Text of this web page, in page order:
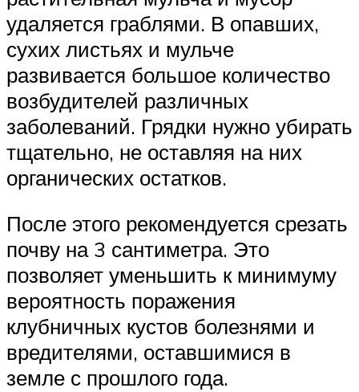
удаляется граблями. В опавших,
сухих листьях и мульче
развивается большое количество
возбудителей различных
заболеваний. Грядки нужно убирать
тщательно, не оставляя на них
органических остатков.
После этого рекомендуется срезать
почву на 3 сантиметра. Это
позволяет уменьшить к минимуму
вероятность поражения
клубничных кустов болезнями и
вредителями, оставшимися в
земле с прошлого года.